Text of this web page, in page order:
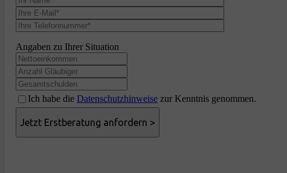
Angaben zu Ihrer Situation
Ich habe die Datenschutzhinweise zur Kenntnis genommen.